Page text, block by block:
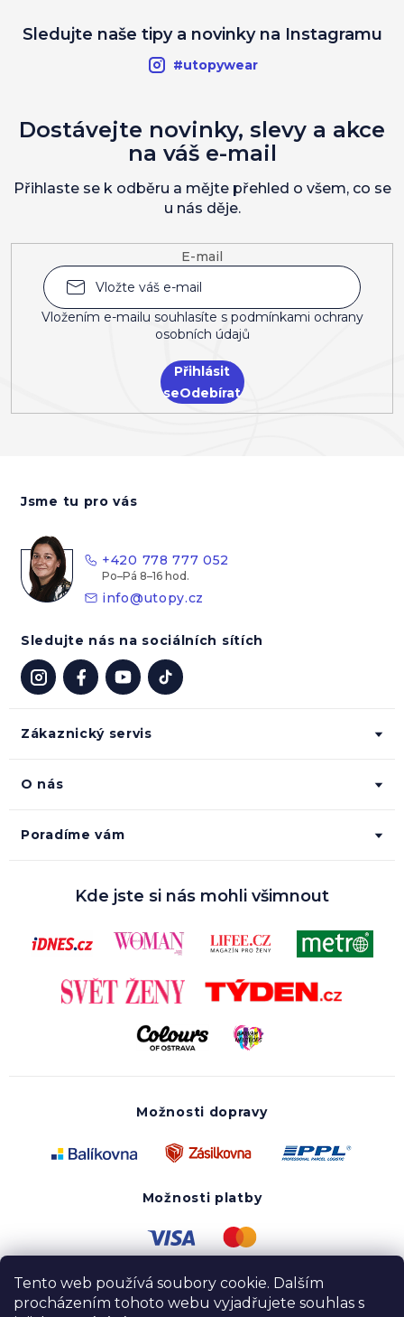
Tento web používá soubory cookie. Dalším
procházením tohoto webu vyjadřujete souhlas s
Sledujte naše tipy a novinky na Instagramu
#utopywear
E-mail
Vložením e-mailu souhlasíte s podmínkami ochrany
osobních údajů
Přihlásit
se
Dostávejte novinky, slevy a akce
na váš e-mail
Přihlaste se k odběru a mějte přehled o všem, co se
u nás děje.
Zákaznický servis
O nás
Poradíme vám
Jsme tu pro vás
+420 778 777 052
info@utopy.cz
Sledujte nás na sociálních sítích
Kde jste si nás mohli všimnout
Možnosti dopravy
Možnosti platby